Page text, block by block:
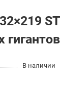
В наличии